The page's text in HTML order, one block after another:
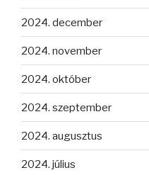
2024. december
2024. november
2024. október
2024. szeptember
2024. augusztus
2024. július